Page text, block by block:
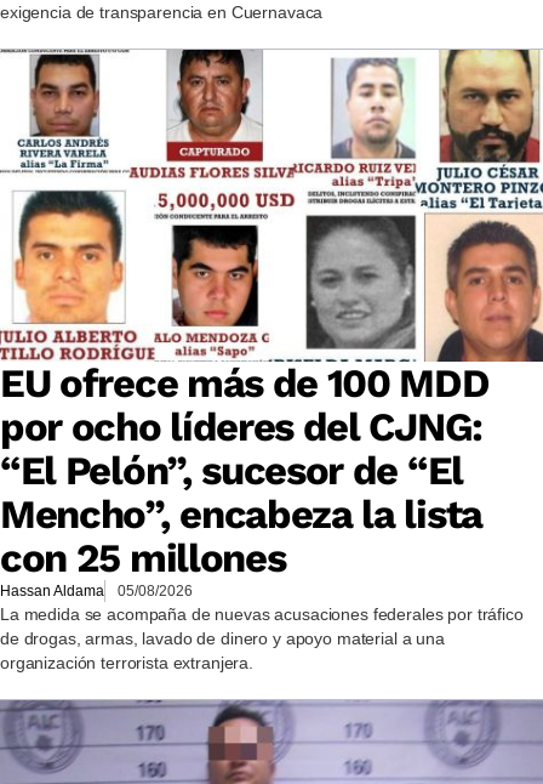
exigencia de transparencia en Cuernavaca
EU ofrece más de 100 MDD
por ocho líderes del CJNG:
“El Pelón”, sucesor de “El
Mencho”, encabeza la lista
con 25 millones
Hassan Aldama 05/08/2026
La medida se acompaña de nuevas acusaciones federales por tráfico
de drogas, armas, lavado de dinero y apoyo material a una
organización terrorista extranjera.